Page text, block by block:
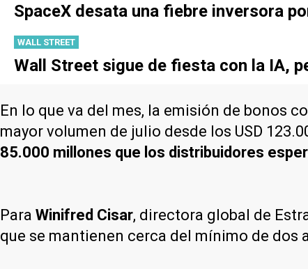
SpaceX desata una fiebre inversora
WALL STREET
Wall Street sigue de fiesta con la IA,
En lo que va del mes, la emisión de bonos
mayor volumen de julio desde los USD
85.000 millones que los distribuidores
Para Winifred Cisar, directora global de
que se mantienen cerca del mínimo de dos